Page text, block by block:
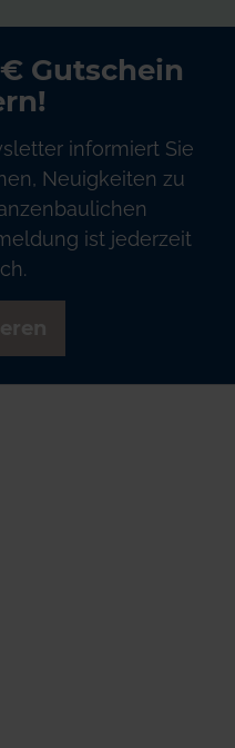
Gutschein
informiert Sie
Neuigkeiten zu
ist jederzeit